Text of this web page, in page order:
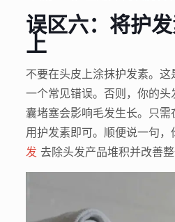
误区六：将护
上
不要在头皮上涂抹护发素。
一个常见错误。否则，你的
囊堵塞会影响毛发生长。只
用护发素即可。顺便说一句，
发 去除头发产品堆积并改善整